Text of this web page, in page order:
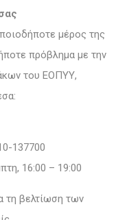
μέρος της
πρόβλημα με την
του ΕΟΠΥΥ,
137700
16:00 – 19:00
τη βελτίωση των